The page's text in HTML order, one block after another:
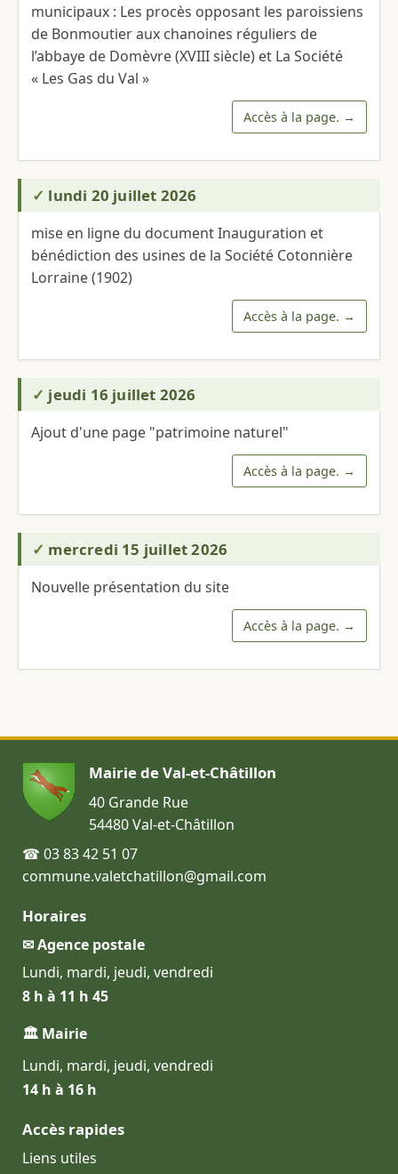
municipaux : Les procès opposant les paroissiens
de Bonmoutier aux chanoines réguliers de
l’abbaye de Domèvre (XVIII siècle) et La Société
« Les Gas du Val »
Accès à la page.
lundi 20 juillet 2026
mise en ligne du document Inauguration et
bénédiction des usines de la Société Cotonnière
Lorraine (1902)
Accès à la page.
jeudi 16 juillet 2026
Ajout d'une page "patrimoine naturel"
Accès à la page.
mercredi 15 juillet 2026
Nouvelle présentation du site
Accès à la page.
Mairie de Val-et-Châtillon
40 Grande Rue
54480 Val-et-Châtillon
☎ 03 83 42 51 07
commune.valetchatillon@gmail.com
Horaires
✉ Agence postale
Lundi, mardi, jeudi, vendredi
8 h à 11 h 45
🏛 Mairie
Lundi, mardi, jeudi, vendredi
14 h à 16 h
Accès rapides
Liens utiles